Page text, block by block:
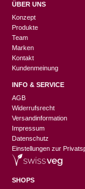
ÜBER UNS
Konzept
Produkte
Team
Marken
Kontakt
Kundenmeinung
INFO & SERVICE
AGB
Widerrufsrecht
Versandinformation
Impressum
Datenschutz
Einstellungen zur
SHOPS